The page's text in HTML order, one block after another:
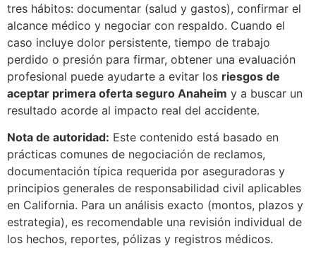
tres hábitos: documentar (salud y gastos), confirmar el
alcance médico y negociar con respaldo. Cuando el
caso incluye dolor persistente, tiempo de trabajo
perdido o presión para firmar, obtener una evaluación
profesional puede ayudarte a evitar los riesgos de
aceptar primera oferta seguro Anaheim y a buscar un
resultado acorde al impacto real del accidente.
Nota de autoridad: Este contenido está basado en
prácticas comunes de negociación de reclamos,
documentación típica requerida por aseguradoras y
principios generales de responsabilidad civil aplicables
en California. Para un análisis exacto (montos, plazos y
estrategia), es recomendable una revisión individual de
los hechos, reportes, pólizas y registros médicos.